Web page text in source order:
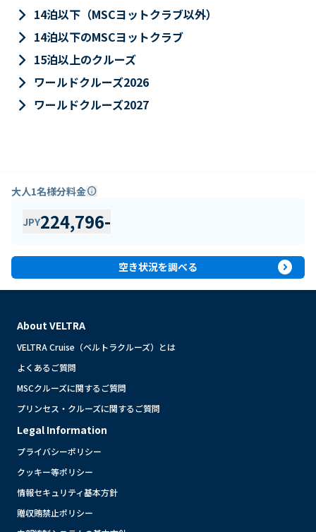
keyboard_arrow_right 14泊以下（MSCヨットクラブ以外）
keyboard_arrow_right 14泊以下のMSCヨットクラブ
keyboard_arrow_right 15泊以上のクルーズ
keyboard_arrow_right ワールドクルーズ2026
keyboard_arrow_right ワールドクルーズ2027
大人1名様分料金info
JPY224,796-
空き状況を調べる expand_circle_right
About VELTRA
VELTRA Cruise（ベルトラクルーズ）とは
よくあるご質問
MSCクルーズに関するご質問
プリンセス・クルーズに関するご質問
Legal Information
プライバシーポリシー
クッキー等ポリシー
情報セキュリティ基本方針
贈収賄禁止ポリシー